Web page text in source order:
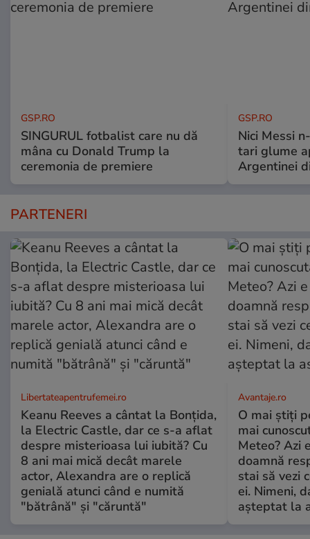
GSP.RO
SINGURUL fotbalist care nu dă
mâna cu Donald Trump la
ceremonia de premiere
GSP.RO
Nici Messi
tari glume
Argentinei
PARTENERI
Libertateapentrufemei.ro
Keanu Reeves a cântat la Bonțida,
la Electric Castle, dar ce s-a aflat
despre misterioasa lui iubită? Cu
8 ani mai mică decât marele
actor, Alexandra are o replică
genială atunci când e numită
"bătrână" și "căruntă"
Avantaje.ro
O mai știți
mai
Meteo? Azi
doamnă
stai să vezi
ei. Nimeni,
așteptat la